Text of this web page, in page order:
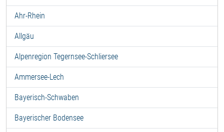
Ahr-Rhein
Allgäu
Alpenregion Tegernsee-Schliersee
Ammersee-Lech
Bayerisch-Schwaben
Bayerischer Bodensee